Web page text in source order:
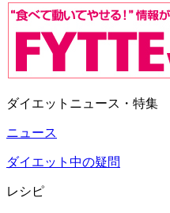
ダイエットニュース・特集
ニュース
ダイエット中の疑問
レシピ